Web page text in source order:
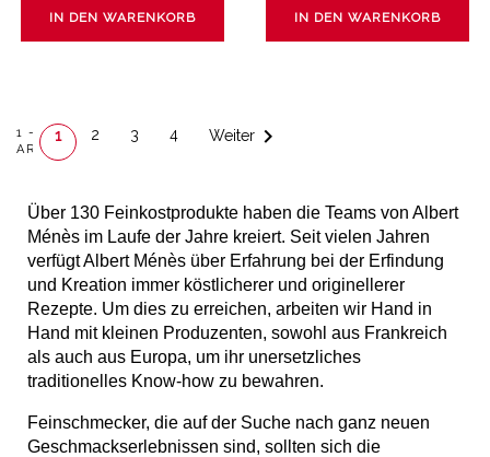
IN DEN WARENKORB IN DEN WARENKORB
1 - 24 VON 80
ARTIKEL(N)
1 2 3 4 Weiter 
Über 130 Feinkostprodukte haben die Teams von Albert
Ménès im Laufe der Jahre kreiert. Seit vielen Jahren
verfügt Albert Ménès über Erfahrung bei der Erfindung
und Kreation immer köstlicherer und originellerer
Rezepte. Um dies zu erreichen, arbeiten wir Hand in
Hand mit kleinen Produzenten, sowohl aus Frankreich
als auch aus Europa, um ihr unersetzliches
traditionelles Know-how zu bewahren.
Feinschmecker, die auf der Suche nach ganz neuen
Geschmackserlebnissen sind, sollten sich die